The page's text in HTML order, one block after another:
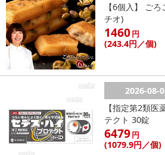
湿性耳垢や、乾性耳垢
耳垢の性質にかかわらず、「もっちりピタ
体験することができます。
短時間で優しく耳垢を除去できるので、
や、ご年配の方がいらっしゃるご家庭に
サイズ（約）：4mm×6.5mm
素材：シリコン、PET
内容量：1パック24本入り×4個セット（合
【6個入】 ご
チオ)
1460円
(243.4円 ／個)
2026-08-
【指定第2類医
テクト 30錠
6479円
(1079.9円／個)